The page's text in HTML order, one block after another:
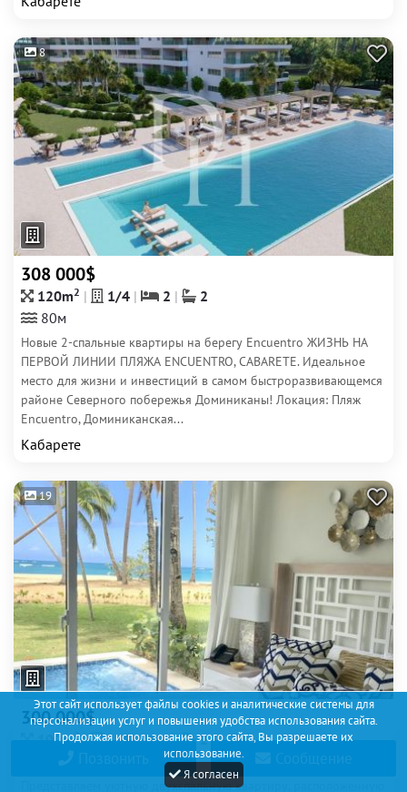
Этот сайт использует файлы cookies и аналитические системы для
персонализации услуг и повышения удобства использования сайта.
Продолжая использование этого сайта, Вы разрешаете их
использование.
Я согласен
8
308 000$
120m2 1/4 2
2
80м
Новые 2-спальные квартиры на берегу Encuentro ЖИЗНЬ НА
ПЕРВОЙ ЛИНИИ ПЛЯЖА ENCUENTRO, CABARETE. Идеальное
место для жизни и инвестиций в самом быстроразвивающемся
районе Северного побережья Доминиканы! Локация: Пляж
Encuentro, Доминиканская...
Кабарете
19
300 000$
100m2 1/3 2
2
60м
Представляем уютную двухспальную квартиру, расположенную
Позвонить Сообщение